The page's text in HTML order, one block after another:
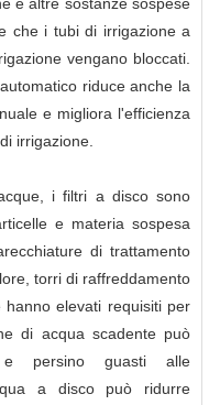
che i tubi di irrigazione a
vengano bloccati.
riduce anche la
e migliora l'efficienza
irrigazione.
i filtri a disco sono
e materia sospesa
di trattamento
torri di raffreddamento
elevati requisiti per
di acqua scadente può
e persino guasti alle
a disco può ridurre